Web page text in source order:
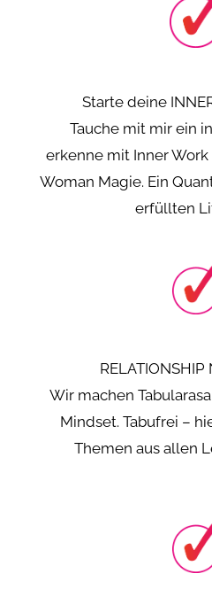
Starte deine
Tauche mit mir ein
erkenne mit Inner
Woman Magie. Ein
erfüllten
RELATIONSHIP
Wir machen
Mindset. Tabufrei –
Themen aus allen